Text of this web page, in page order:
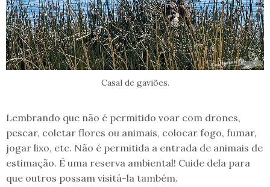
Casal de gaviões.
Lembrando que não é permitido voar com drones,
pescar, coletar flores ou animais, colocar fogo, fumar,
jogar lixo, etc. Não é permitida a entrada de animais de
estimação. É uma reserva ambiental! Cuide dela para
que outros possam visitá-la também.